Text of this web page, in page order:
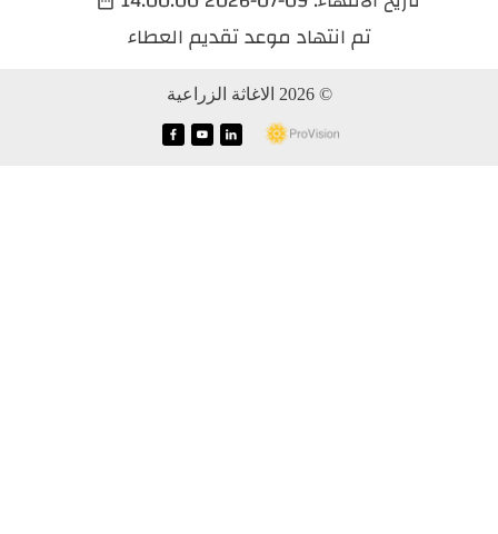
تم انتهاد موعد تقديم العطاء
© 2026 الاغاثة الزراعية
i
y
f